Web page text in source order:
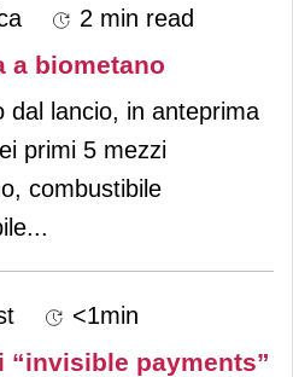
2 min read
a biometano
dal lancio, in anteprima
primi 5 mezzi
combustibile
...
<1min
“invisible payments”